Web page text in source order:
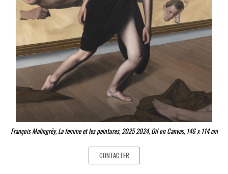
François Malingrëy, La femme et les peintures, 2025 2024, Oil on Canvas, 146 x 114 cm
CONTACTER